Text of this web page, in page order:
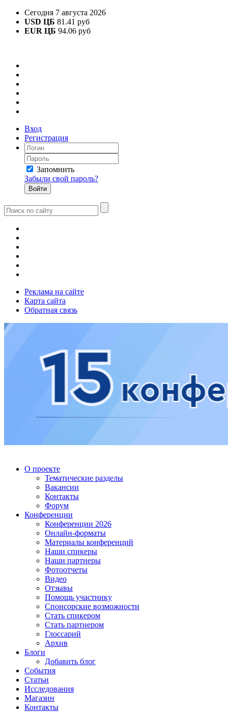
Сегодня 7 августа 2026
USD ЦБ 81.41 руб
EUR ЦБ 94.06 руб
Вход
Регистрация
Запомнить
Забыли свой пароль?
Реклама на сайте
Карта сайта
Обратная связь
О проекте
Тематические разделы
Вакансии
Контакты
Форум
Конференции
Конференции 2026
Онлайн-форматы
Материалы конференций
Наши спикеры
Наши партнеры
Фотоотчеты
Видео
Отзывы
Помощь участнику
Спонсорские возможности
Стать спикером
Стать партнером
Глоссарий
Архив
Блоги
Добавить блог
События
Статьи
Исследования
Магазин
Контакты